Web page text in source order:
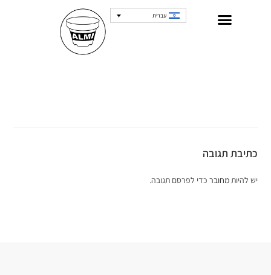
עברית
כתיבת תגובה
יש להיותמחובר כדי לפרסם תגובה.